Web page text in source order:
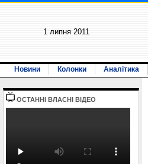
1 липня 2011
Новини Колонки Аналітика
ОСТАННI ВЛАСНI ВIДЕО